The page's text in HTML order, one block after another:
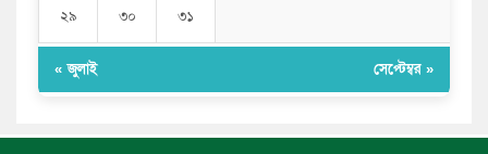
২৯ ৩০ ৩১
« জুলাই সেপ্টেম্বর »